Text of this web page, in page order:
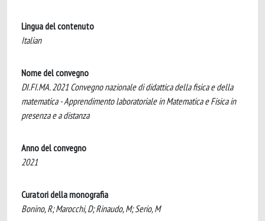
Lingua del contenuto
Italian
Nome del convegno
DI.FI.MA. 2021 Convegno nazionale di didattica della fisica e della
matematica - Apprendimento laboratoriale in Matematica e Fisica in
presenza e a distanza
Anno del convegno
2021
Curatori della monografia
Bonino, R; Marocchi, D; Rinaudo, M; Serio, M